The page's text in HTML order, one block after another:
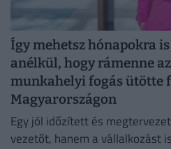
Így mehetsz hónapokra
anélkül, hogy rámenne
munkahelyi fogás ütötte
Magyarországon
Egy jól időzített és
vezetőt, hanem a vállalkozást